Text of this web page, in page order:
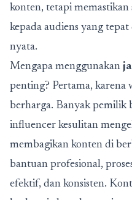
konten, tetapi memastikan
kepada audiens yang
nyata.
Mengapa menggunakan
penting? Pertama, karena
berharga. Banyak pemilik
influencer kesulitan
membagikan konten di
bantuan profesional,
efektif, dan konsisten.